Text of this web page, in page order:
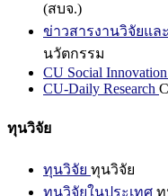
(สบจ.)
ข่าวสารงานวิจัยแล
นวัตกรรม
CU Social
CU-Daily Research
ทุนวิจัย
ทุนวิจัย ทุนวิจัย
ทุนวิจัยในประเทศ ทุ